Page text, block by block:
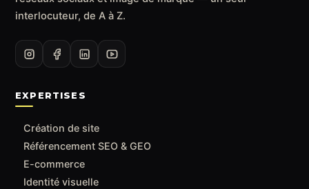
interlocuteur, de A à Z.
EXPERTISES
Création de site
Référencement SEO & GEO
E-commerce
Identité visuelle